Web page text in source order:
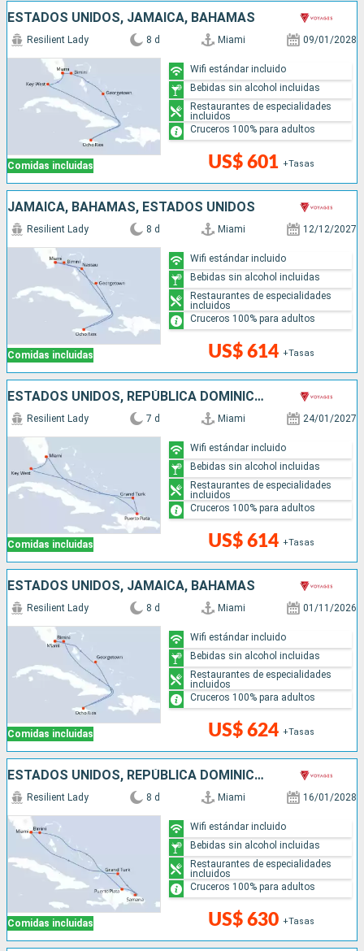
ESTADOS UNIDOS, JAMAICA, BAHAMAS
Comidas incluidas
Resilient Lady 8 d Miami 09/01/2028
US$ 601 +Tasas
Wifi estándar incluido
Bebidas sin alcohol incluidas
Restaurantes de especialidades
incluidos
Cruceros 100% para adultos
JAMAICA, BAHAMAS, ESTADOS UNIDOS
Comidas incluidas
Resilient Lady 8 d Miami 12/12/2027
US$ 614 +Tasas
Wifi estándar incluido
Bebidas sin alcohol incluidas
Restaurantes de especialidades
incluidos
Cruceros 100% para adultos
ESTADOS UNIDOS, REPÚBLICA DOMINICANA
Comidas incluidas
Resilient Lady 7 d Miami 24/01/2027
US$ 614 +Tasas
Wifi estándar incluido
Bebidas sin alcohol incluidas
Restaurantes de especialidades
incluidos
Cruceros 100% para adultos
ESTADOS UNIDOS, JAMAICA, BAHAMAS
Comidas incluidas
Resilient Lady 8 d Miami 01/11/2026
US$ 624 +Tasas
Wifi estándar incluido
Bebidas sin alcohol incluidas
Restaurantes de especialidades
incluidos
Cruceros 100% para adultos
ESTADOS UNIDOS, REPÚBLICA DOMINICANA, BAHAMAS
Comidas incluidas
Resilient Lady 8 d Miami 16/01/2028
US$ 630 +Tasas
Wifi estándar incluido
Bebidas sin alcohol incluidas
Restaurantes de especialidades
incluidos
Cruceros 100% para adultos